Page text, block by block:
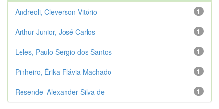
1
Andreoli, Cleverson Vitório
1
Arthur Junior, José Carlos
1
Leles, Paulo Sergio dos Santos
1
Pinheiro, Érika Flávia Machado
1
Resende, Alexander Silva de